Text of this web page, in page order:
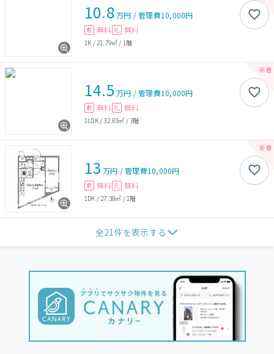
10.8万円 /管理費10,000円
敷 無料 礼 無料
1K / 21.79㎡ / 1階
14.5 万円 /管理費10,000円
敷 無料 礼 無料
1LDK/32.83㎡ /3階
13 万円 /管理費10,000円
敷 無料 礼 無料
1DK / 27.38㎡ / 1階
全21件を表示する